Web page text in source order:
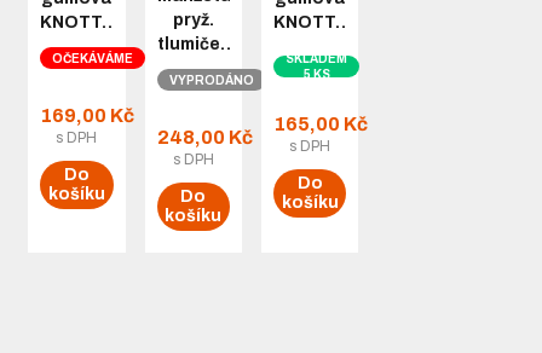
KNOTT…
OČEKÁVÁME
169,00 Kč
s DPH
Do
košíku
pryž.
tlumiče…
VYPRODÁNO
248,00 Kč
s DPH
Do
košíku
KNOTT…
SKLADEM
5 KS
165,00 Kč
s DPH
Do
košíku